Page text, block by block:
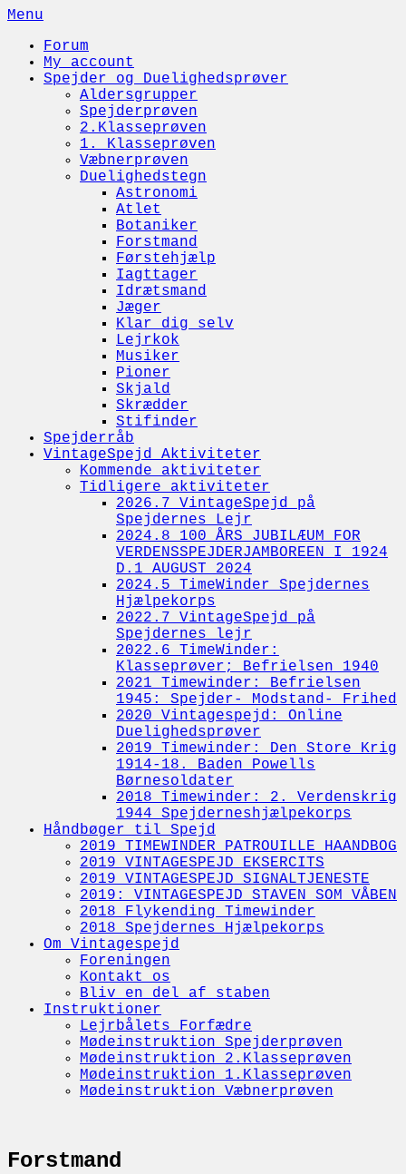
Skip
content
Menu
Forum
My account
Spejder og Duelighedsprøver
Aldersgrupper
Spejderprøven
2.Klasseprøven
1. Klasseprøven
Væbnerprøven
Duelighedstegn
Astronomi
Atlet
Botaniker
Forstmand
Førstehjælp
Iagttager
Idrætsmand
Jæger
Klar dig selv
Lejrkok
Musiker
Pioner
Skjald
Skrædder
Stifinder
Spejderråb
VintageSpejd Aktiviteter
Kommende aktiviteter
Tidligere aktiviteter
2026.7 VintageSpejd på
Spejdernes Lejr
2024.8 100 ÅRS JUBILÆUM FOR
VERDENSSPEJDERJAMBOREEN I 1924
D.1 AUGUST 2024
2024.5 TimeWinder Spejdernes
Hjælpekorps
2022.7 VintageSpejd på
Spejdernes lejr
2022.6 TimeWinder:
Klasseprøver; Befrielsen 1940
2021 Timewinder: Befrielsen
1945: Spejder- Modstand- Frihed
2020 Vintagespejd: Online
Duelighedsprøver
2019 Timewinder: Den Store Krig
1914-18. Baden Powells
Børnesoldater
2018 Timewinder: 2. Verdenskrig
1944 Spejderneshjælpekorps
Håndbøger til Spejd
2019 TIMEWINDER PATROUILLE HAANDBOG
2019 VINTAGESPEJD EKSERCITS
2019 VINTAGESPEJD SIGNALTJENESTE
2019: VINTAGESPEJD STAVEN SOM VÅBEN
2018 Flykending Timewinder
2018 Spejdernes Hjælpekorps
Om Vintagespejd
Foreningen
Kontakt os
Bliv en del af staben
Instruktioner
Lejrbålets Forfædre
Mødeinstruktion Spejderprøven
Mødeinstruktion 2.Klasseprøven
Mødeinstruktion 1.Klasseprøven
Mødeinstruktion Væbnerprøven
Forstmand